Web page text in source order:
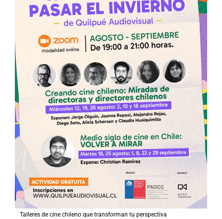
Talleres de cine chileno que transforman tu perspectiva